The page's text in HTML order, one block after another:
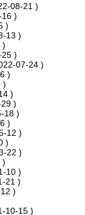
08-21 )
)
)
13 )
)
)
07-24 )
)
)
)
)
18 )
)
12 )
)
22 )
)
10 )
21 )
)
10-15 )